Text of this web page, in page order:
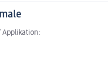
Applikation: